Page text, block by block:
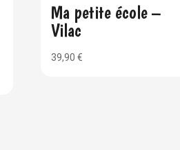
Ma petite école –
Vilac
39,90€